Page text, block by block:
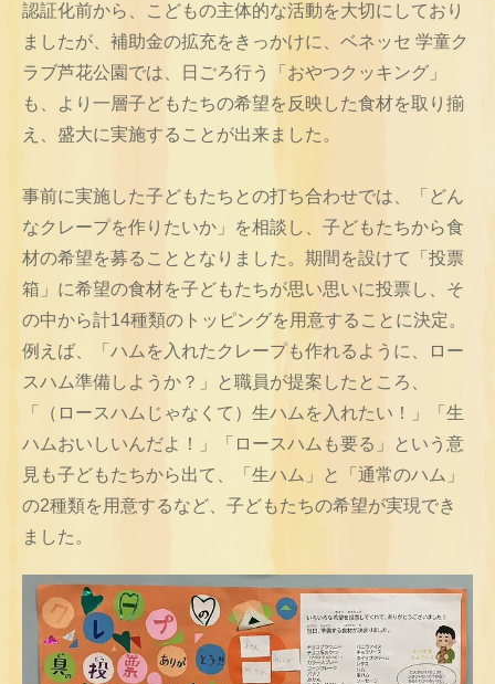
認証化前から、こどもの主体的な活動を大切にしており
ましたが、補助金の拡充をきっかけに、ベネッセ 学童ク
ラブ芦花公園では、日ごろ行う「おやつクッキング」
も、より一層子どもたちの希望を反映した食材を取り揃
え、盛大に実施することが出来ました。
事前に実施した子どもたちとの打ち合わせでは、「どん
なクレープを作りたいか」を相談し、子どもたちから食
材の希望を募ることとなりました。期間を設けて「投票
箱」に希望の食材を子どもたちが思い思いに投票し、そ
の中から計14種類のトッピングを用意することに決定。
例えば、「ハムを入れたクレープも作れるように、ロー
スハム準備しようか？」と職員が提案したところ、
「（ロースハムじゃなくて）生ハムを入れたい！」「生
ハムおいしいんだよ！」「ロースハムも要る」という意
見も子どもたちから出て、「生ハム」と「通常のハム」
の2種類を用意するなど、子どもたちの希望が実現でき
ました。